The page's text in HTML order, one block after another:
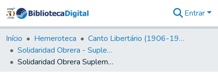
&
Coleções
Tudo na
Biblioteca
Entrar
Início Hemeroteca
Canto Libertário (1906-1995)
Solidaridad Obrera - Suplemento Literario
Solidaridad Obrera Suplemento Literario, 1955, n 558-24